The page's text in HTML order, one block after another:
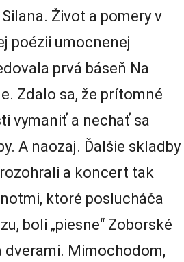
Život a pomery v
poézii umocnenej
prvá báseň Na
Zdalo sa, že prítomné
vymaniť a nechať sa
A naozaj. Ďalšie skladby
a koncert tak
ktoré poslucháča
boli „piesne“ Zoborské
dverami. Mimochodom,